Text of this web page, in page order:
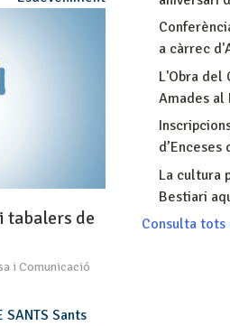
tabalers de
i Comunicació
SANTS Sants
a càrrec
L'Obra del
Amades al
d’Enceses
La cultura
Bestiari
Consulta tots